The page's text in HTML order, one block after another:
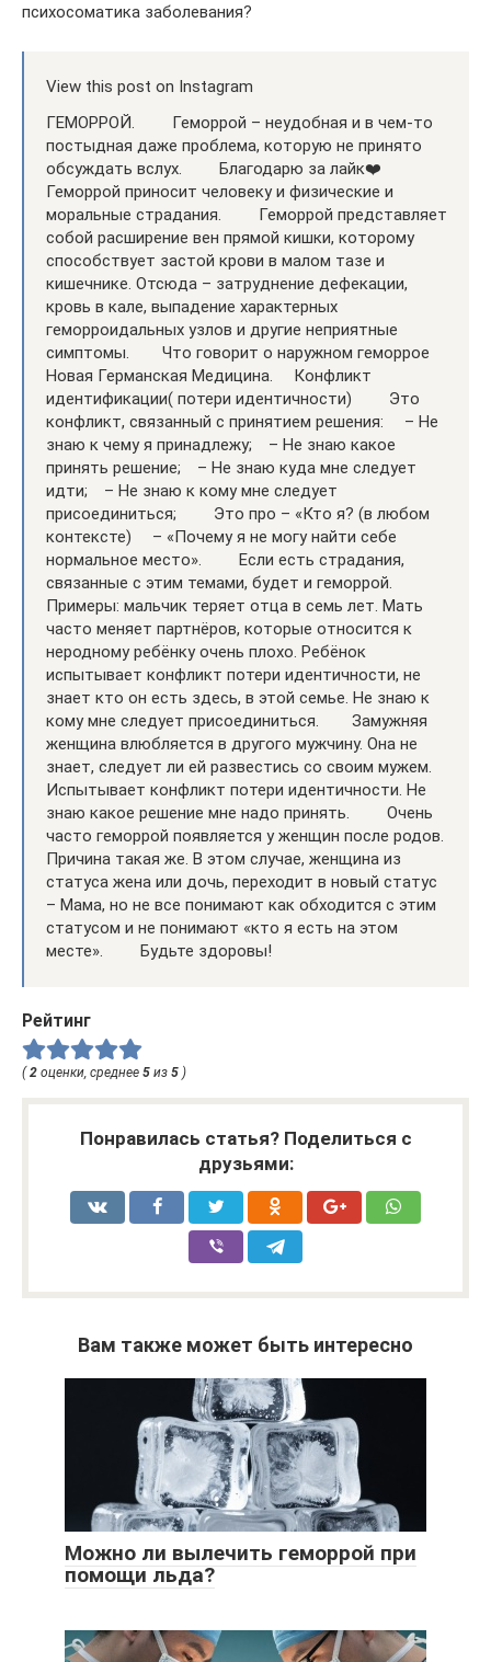
психосоматика заболевания?
View this post on Instagram
ГЕМОРРОЙ. ⠀ ⠀ Геморрой – неудобная и в чем-то
постыдная даже проблема, которую не принято
обсуждать вслух. ⠀ ⠀ Благодарю за лайк❤️⠀ ⠀
Геморрой приносит человеку и физические и
моральные страдания. ⠀ ⠀ Геморрой представляет
собой расширение вен прямой кишки, которому
способствует застой крови в малом тазе и
кишечнике. Отсюда – затруднение дефекации,
кровь в кале, выпадение характерных
геморроидальных узлов и другие неприятные
симптомы.⠀ ⠀ Что говорит о наружном геморрое
Новая Германская Медицина. ⠀ Конфликт
идентификации( потери идентичности) ⠀ ⠀ Это
конфликт, связанный с принятием решения: ⠀ – Не
знаю к чему я принадлежу;⠀ – Не знаю какое
принять решение;⠀ – Не знаю куда мне следует
идти;⠀ – Не знаю к кому мне следует
присоединиться; ⠀ ⠀ Это про – «Кто я? (в любом
контексте) ⠀ – «Почему я не могу найти себе
нормальное место». ⠀ ⠀ Если есть страдания,
связанные с этим темами, будет и геморрой. ⠀ ⠀
Примеры: мальчик теряет отца в семь лет. Мать
часто меняет партнёров, которые относится к
неродному ребёнку очень плохо. Ребёнок
испытывает конфликт потери идентичности, не
знает кто он есть здесь, в этой семье. Не знаю к
кому мне следует присоединиться.⠀ ⠀ Замужняя
женщина влюбляется в другого мужчину. Она не
знает, следует ли ей развестись со своим мужем.
Испытывает конфликт потери идентичности. Не
знаю какое решение мне надо принять. ⠀ ⠀ Очень
часто геморрой появляется у женщин после родов.
Причина такая же. В этом случае, женщина из
статуса жена или дочь, переходит в новый статус
– Мама, но не все понимают как обходится с этим
статусом и не понимают «кто я есть на этом
месте». ⠀ ⠀ Будьте здоровы!
Рейтинг
(2 оценки, среднее 5 из 5 )
Понравилась статья? Поделиться с
друзьями:
Вам также может быть интересно
Можно ли вылечить геморрой при
помощи льда?